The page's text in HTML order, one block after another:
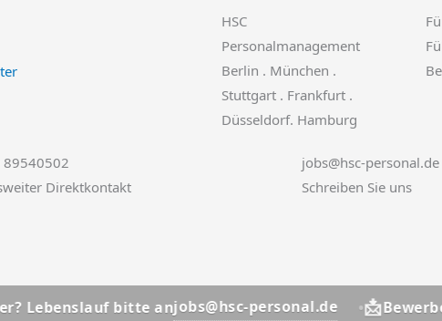
HSC
Personalmanagement
Berlin . München .
Stuttgart . Frankfurt .
Düsseldorf. Hamburg
89540502
Direktkontakt
jobs@hsc-personal.de
Schreiben Sie uns
bitte anjobs@hsc-personal.de 📩Bewerber?